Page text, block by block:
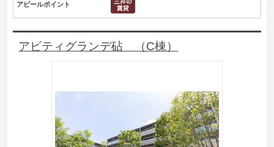
アピールポイント
アビティグランデ砧 （C棟）